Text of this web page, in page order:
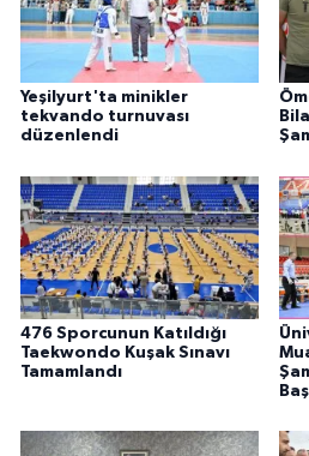
Yeşilyurt'ta minikler
tekvando turnuvası
düzenlendi
476 Sporcunun Katıldığı
Taekwondo Kuşak Sınavı
Tamamlandı